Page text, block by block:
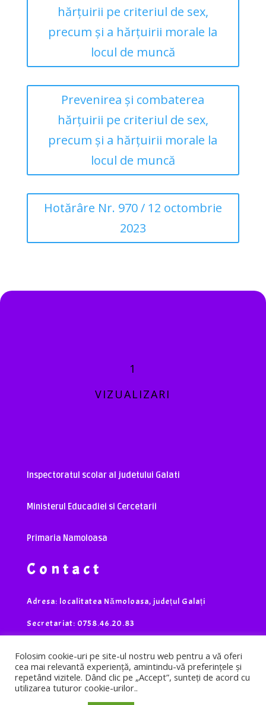
hărțuirii pe criteriul de sex,
precum și a hărțuirii morale la
locul de muncă
Prevenirea și combaterea
hărțuirii pe criteriul de sex,
precum și a hărțuirii morale la
locul de muncă
Hotărâre Nr. 970 / 12 octombrie
2023
1
VIZUALIZARI
Inspectoratul scolar al judetului Galati
Ministerul Educadiei si Cercetarii
Primaria Namoloasa
Contact
Adresa: localitatea Nămoloasa, județul Galați
Secretariat: 0758.46.20.83
Director: 0741.36.70.78
Fax: 0236.83.06.41
Folosim cookie-uri pe site-ul nostru web pentru a vă oferi
cea mai relevantă experiență, amintindu-vă preferințele și
repetând vizitele. Dând clic pe „Accept”, sunteți de acord cu
utilizarea tuturor cookie-urilor..